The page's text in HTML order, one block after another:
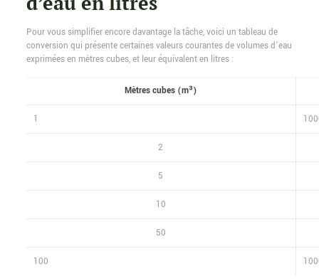
Pour vous simplifier encore davantage la tâche, voici un tableau de
conversion qui présente certaines valeurs courantes de volumes d’eau
exprimées en mètres cubes, et leur équivalent en litres :
Mètres cubes (m³)
1
2
5
10
50
100